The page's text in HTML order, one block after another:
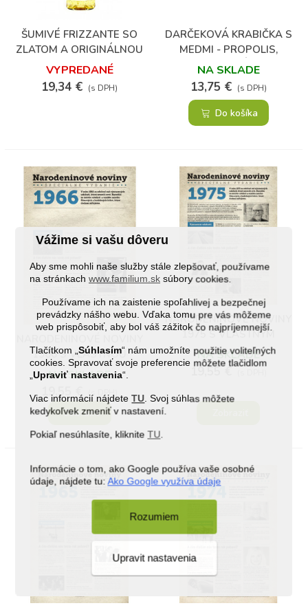
Vážime si vašu dôveru
Aby sme mohli naše služby stále zlepšovať, používame
na stránkachwww.familium.sk súbory cookies.
Používame ich na zaistenie spoľahlivej a bezpečnej
prevádzky nášho webu. Vďaka tomu pre vás môžeme
web prispôsobiť, aby bol váš zážitok čo najpríjemnejší.
Tlačítkom „Súhlasím“ nám umožníte použitie voliteľných
cookies. Spravovať svoje preferencie môžete tlačidlom
„Upraviť nastavenia“.
Viac informácií nájdete TU . Svoj súhlas môžete
kedykoľvek zmeniť v nastavení.
Pokiaľ nesúhlasíte, klikniteTU
Informácie o tom, ako Google používa vaše osobné
údaje, nájdete tu:Ako Google využíva údaje
Rozumiem
Upravit nastavenia
ŠUMIVÉ FRIZZANTE SO
ZLATOM A ORIGINÁLNOU
ETIKETOU
VYPREDANÉ
19,34 € (s DPH)
DARČEKOVÁ KRABIČKA S
MEDMI - PROPOLIS,
KAKAOVÉ BÔBY A
RAKYTNÍK
NA SKLADE
13,75 € (s DPH)
Do košíka
1966 S VLASTNOU
FOTOGRAFIOU A TEXTOM
NA SKLADE
19,55 € (s DPH)
Zobraziť
NARODENINOVÉ NOVINY
1975 S VLASTNÝM
TEXTOM A FOTOGRAFIOU
NA SKLADE
19,55 €